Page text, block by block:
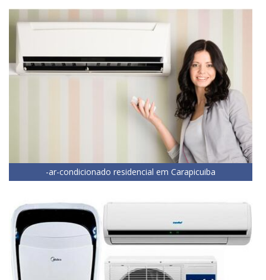
-ar-condicionado residencial em Carapicuiba